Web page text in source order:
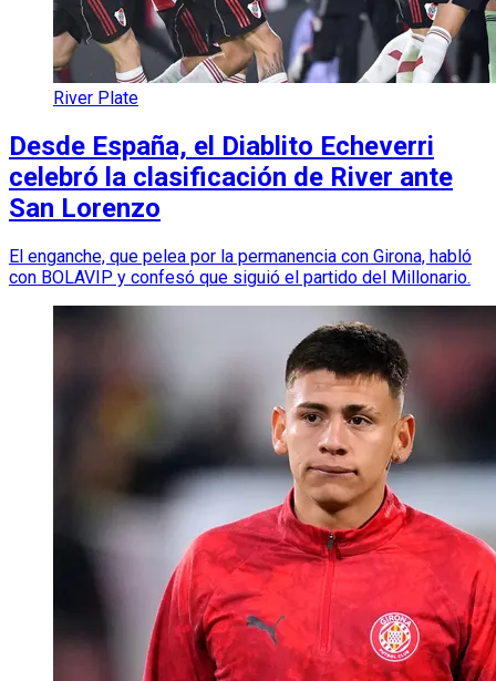
River Plate
Desde España, el Diablito Echeverri
celebró la clasificación de River ante
San Lorenzo
El enganche, que pelea por la permanencia con Girona, habló
con BOLAVIP y confesó que siguió el partido del Millonario.